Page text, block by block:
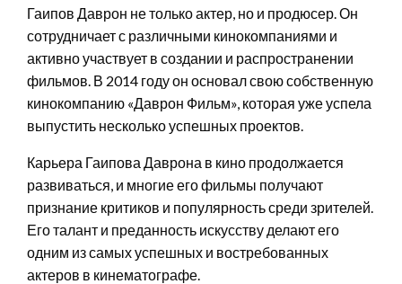
Гаипов Даврон не только актер, но и продюсер. Он
сотрудничает с различными кинокомпаниями и
активно участвует в создании и распространении
фильмов. В 2014 году он основал свою собственную
кинокомпанию «Даврон Фильм», которая уже успела
выпустить несколько успешных проектов.
Карьера Гаипова Даврона в кино продолжается
развиваться, и многие его фильмы получают
признание критиков и популярность среди зрителей.
Его талант и преданность искусству делают его
одним из самых успешных и востребованных
актеров в кинематографе.